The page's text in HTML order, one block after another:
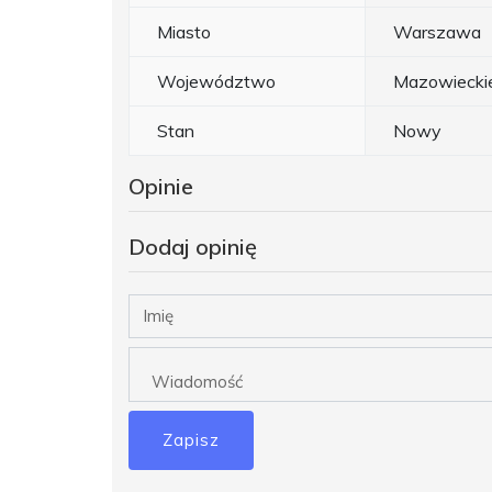
Miasto Warszawa
Województwo
Stan Nowy
Opinie
Dodaj opinię
Zapisz